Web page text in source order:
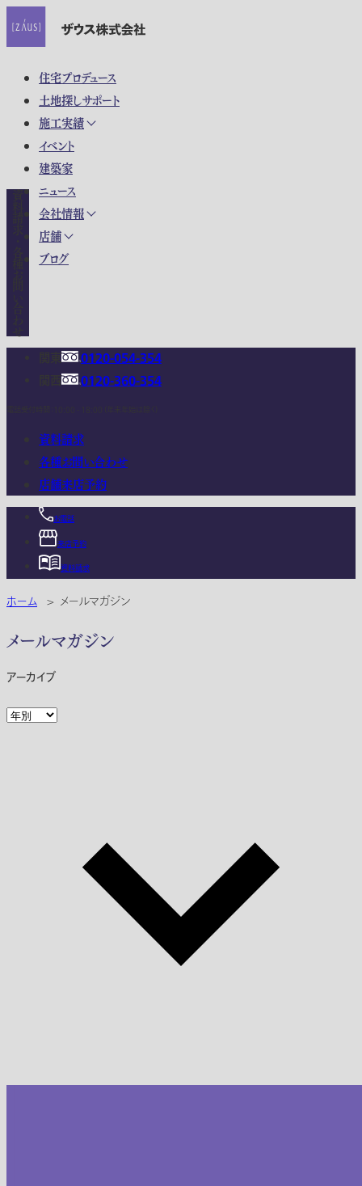
住宅プロデュース
土地探しサポート
施工実績
イベント
建築家
ニュース
会社情報
店舗
ブログ
0120-054-354
0120-360-354
資料請求
各種お問い合わせ
店舗来店予約
お電話
来店予約
資料請求
ホーム > メールマガジン
メールマガジン
アーカイブ